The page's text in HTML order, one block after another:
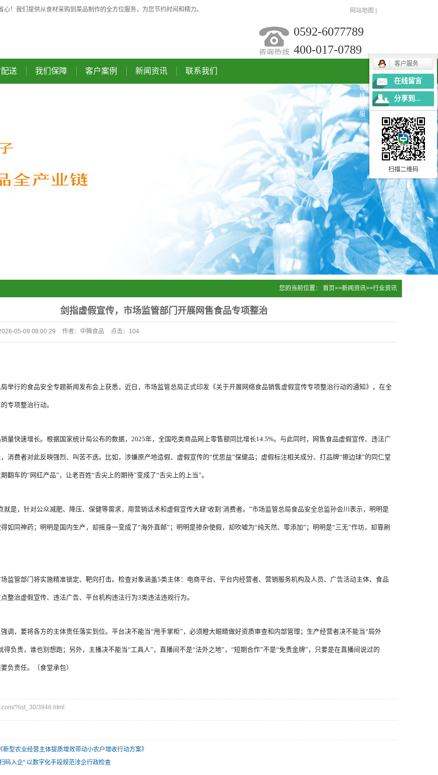
！我们提供从食材采购到菜品制作的全方位服务，为您节约时间和精力。 网站地图
0592-6077789
400-017-0789
送
设备
我们保障 客户案例 新闻资讯 联系我们
您的当前位置： 首页>>新闻资讯>>行业资讯
剑指虚假宣传，市场监管部门开展网售食品专项整治
05-09 08:00:29 作者： 中腾食品 点击： 104
举行的食品安全专题新闻发布会上获悉，近日，市场监管总局正式印发《关于开展网络食品销售虚假宣传专项整治行动的通知》，在全
专项整治行动。
量快速增长。根据国家统计局公布的数据，2025年，全国吃类商品网上零售额同比增长14.5%。与此同时，网售食品虚假宣传、违法广
消费者对此反映强烈、叫苦不迭。比如，涉嫌原产地造假、虚假宣传的“优思益”保健品；虚假标注相关成分、打品牌“擦边球”的同仁堂
翻车的“网红产品”，让老百姓“舌尖上的期待”变成了“舌尖上的上当”。
就是，针对公众减肥、降压、保健等需求，用营销话术和虚假宣传大肆‘收割’消费者。”市场监管总局食品安全总监孙会川表示，明明是
如同神药；明明是国内生产，却摇身一变成了“海外直邮”；明明是掺杂使假，却吹嘘为“纯天然、零添加”；明明是“三无”作坊，却靠刷
监管部门将实施精准锁定、靶向打击。检查对象涵盖5类主体：电商平台、平台内经营者、营销服务机构及人员、广告活动主体、食品
整治虚假宣传、违法广告、平台机构违法行为3类违法违规行为。
调，要将各方的主体责任落实到位。平台决不能当“甩手掌柜”，必须瞪大眼睛做好资质审查和内部管理；生产经营者决不能当“局外
得负责，谁也别想跑；另外，主播决不能当“工具人”，直播间不是“法外之地”，“短期合作”不是“免责金牌”，只要是在直播间说过的
负责任。（食堂承包）
?list_30/3948.html
新型农业经营主体提质增效带动小农户增收行动方案》
码入企” 以数字化手段规范涉企行政检查
在
线
客
服
客户服务
在线留言
分享到...
扫描二维码